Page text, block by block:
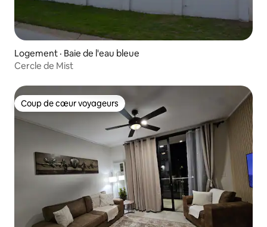
Logement · Baie de l'eau bleue
Cercle de Mist
Coup de cœur voyageurs
Coup de cœur voyageurs